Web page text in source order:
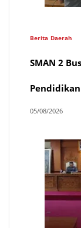
Berita Daerah
SMAN 2
05/08/2026